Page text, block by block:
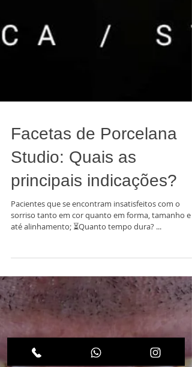
Facetas de Porcelana
Studio: Quais as
principais indicações?
Pacientes que se encontram insatisfeitos com o
sorriso tanto em cor quanto em forma, tamanho e
até alinhamento; ⏳Quanto tempo dura? ...